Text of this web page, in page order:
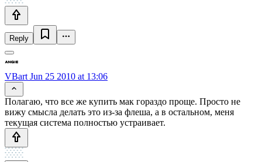
Reply
VBart Jun 25 2010 at 13:06
Полагаю, что все же купить мак гораздо проще. Просто не
вижу смысла делать это из-за флеша, а в остальном, меня
текущая система полностью устраивает.